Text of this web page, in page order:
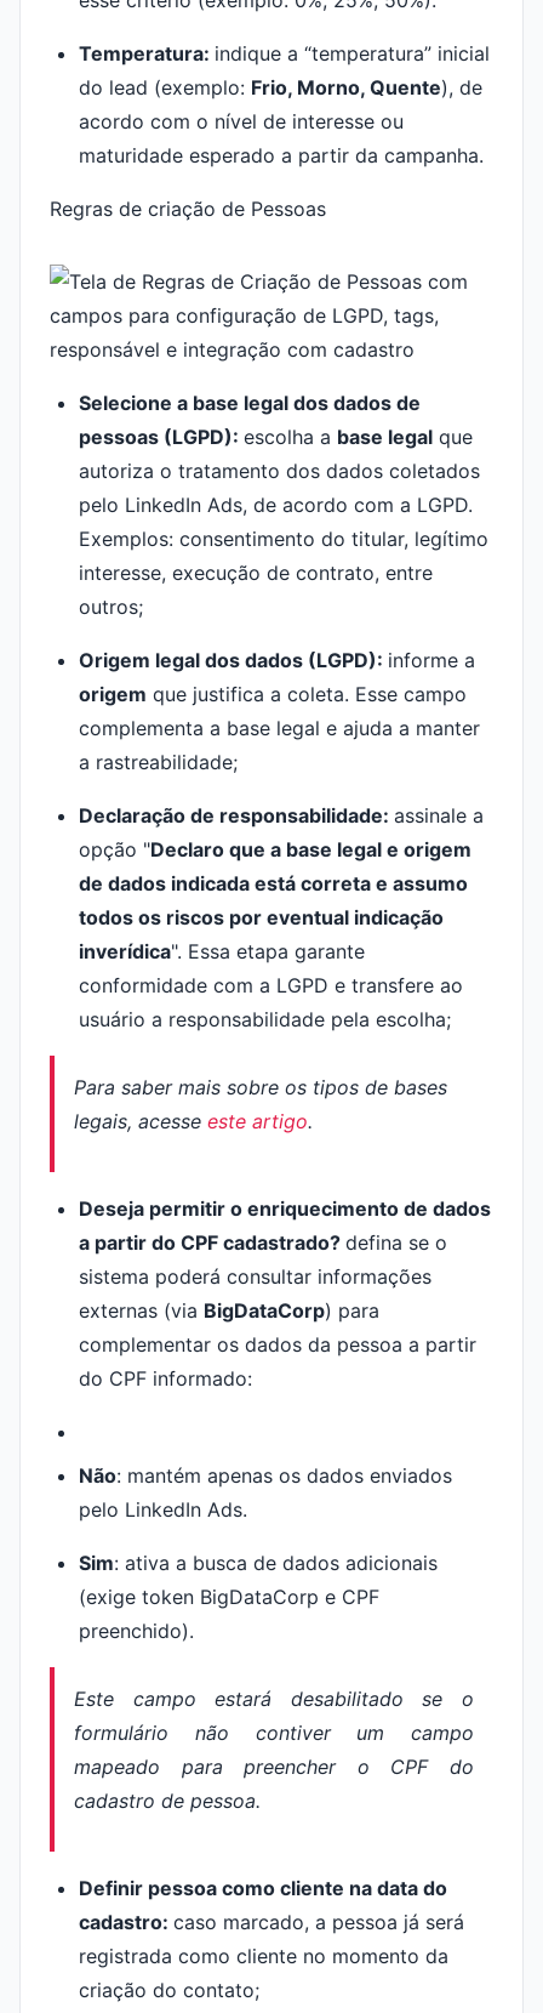
Temperatura: indique a “temperatura” inicial
do lead (exemplo: Frio, Morno, Quente), de
acordo com o nível de interesse ou
maturidade esperado a partir da campanha.
Regras de criação de Pessoas
Selecione a base legal dos dados de
pessoas (LGPD): escolha a base legal que
autoriza o tratamento dos dados coletados
pelo LinkedIn Ads, de acordo com a LGPD.
Exemplos: consentimento do titular, legítimo
interesse, execução de contrato, entre
outros;
Origem legal dos dados (LGPD): informe a
origem que justifica a coleta. Esse campo
complementa a base legal e ajuda a manter
a rastreabilidade;
Declaração de responsabilidade: assinale a
opção "Declaro que a base legal e origem
de dados indicada está correta e assumo
todos os riscos por eventual indicação
inverídica". Essa etapa garante
conformidade com a LGPD e transfere ao
usuário a responsabilidade pela escolha;
Para saber mais sobre os tipos de bases
legais, acesse este artigo.
Deseja permitir o enriquecimento de dados
a partir do CPF cadastrado? defina se o
sistema poderá consultar informações
externas (via BigDataCorp) para
complementar os dados da pessoa a partir
do CPF informado:
Não: mantém apenas os dados enviados
pelo LinkedIn Ads.
Sim: ativa a busca de dados adicionais
(exige token BigDataCorp e CPF
preenchido).
Este campo estará desabilitado se o
formulário não contiver um campo
mapeado para preencher o CPF do
cadastro de pessoa.
Definir pessoa como cliente na data do
cadastro: caso marcado, a pessoa já será
registrada como cliente no momento da
criação do contato;